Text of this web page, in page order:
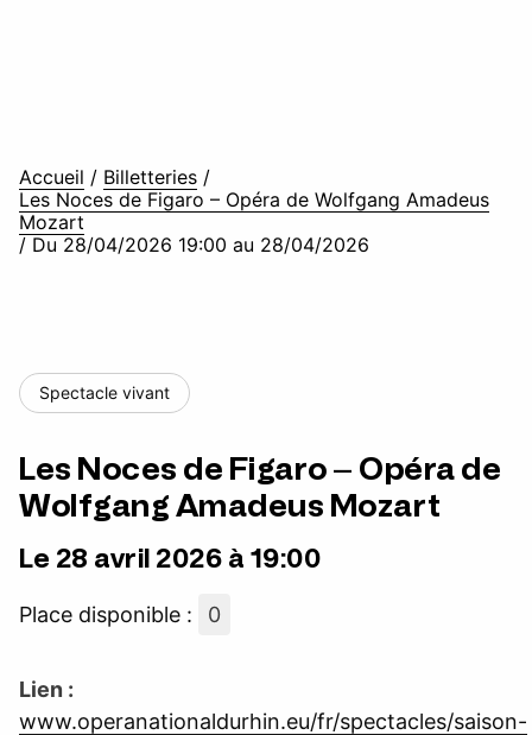
Accueil / Billetteries /
Les Noces de Figaro – Opéra de Wolfgang Amadeus
Mozart
/ Du 28/04/2026 19:00 au 28/04/2026
Spectacle vivant
Les Noces de Figaro – Opéra de
Wolfgang Amadeus Mozart
Le 28 avril 2026 à 19:00
Place disponible : 0
Lien :
www.operanationaldurhin.eu/fr/spectacles/saison-